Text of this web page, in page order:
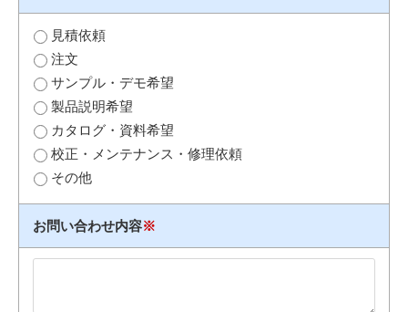
見積依頼
注文
サンプル・デモ希望
製品説明希望
カタログ・資料希望
校正・メンテナンス・修理依頼
その他
お問い合わせ内容※